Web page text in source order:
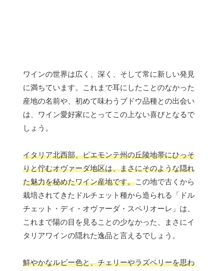
ワインの世界は広く、深く、そして常に新しい発見
に満ちています。これまで耳にしたことのなかった
産地の名前や、初めて味わうブドウ品種との出会い
は、ワイン愛好家にとってこの上ない喜びとなるで
しょう。
イタリア北西部、ピエモンテ州の丘陵地帯にひっそ
りと佇むオヴァーダ地区は、まさにそのような隠れ
た魅力を秘めたワイン産地です。この地で古くから
栽培されてきたドルチェット種から造られる「ドル
チェット・ディ・オヴァーダ・スペリオーレ」は、
これまで陽の目を見ることの少なかった、まさにイ
タリアワインの隠れた逸品と言えるでしょう。
鮮やかなルビー色と、チェリーやラズベリーを思わ